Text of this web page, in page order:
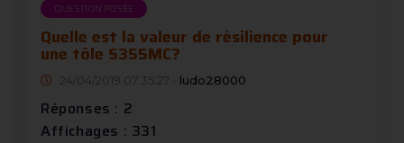
QUESTION POSÉE
Quelle est la valeur de résilience pour
une tôle S355MC?
24/04/2019 07:35:27 - ludo28000
Réponses : 2
Affichages : 331